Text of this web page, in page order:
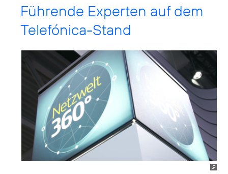
Führende Experten auf dem
Telefónica-Stand